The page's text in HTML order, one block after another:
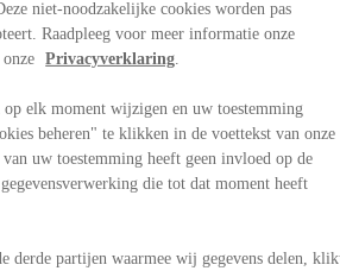
niet-noodzakelijke cookies worden pas
Raadpleeg voor meer informatie onze
onze Privacyverklaring.
elk moment wijzigen en uw toestemming
beheren" te klikken in de voettekst van onze
uw toestemming heeft geen invloed op de
die tot dat moment heeft
derde partijen waarmee wij gegevens delen,